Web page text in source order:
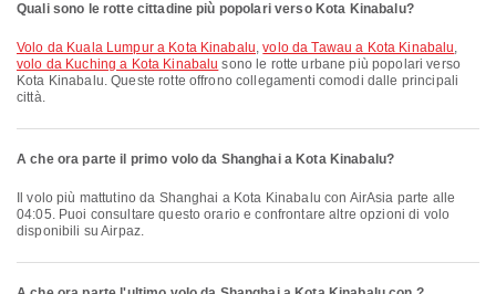
Quali sono le rotte cittadine più popolari verso Kota Kinabalu?
volo da Kuala Lumpur a Kota Kinabalu,volo da Tawau a Kota Kinabalu,
volo da Kuching a Kota Kinabalu sono le rotte urbane più popolari verso
Kota Kinabalu. Queste rotte offrono collegamenti comodi dalle principali
città.
A che ora parte il primo volo da Shanghai a Kota Kinabalu?
04:05. Puoi consultare questo orario e confrontare altre opzioni di volo
disponibili su Airpaz.